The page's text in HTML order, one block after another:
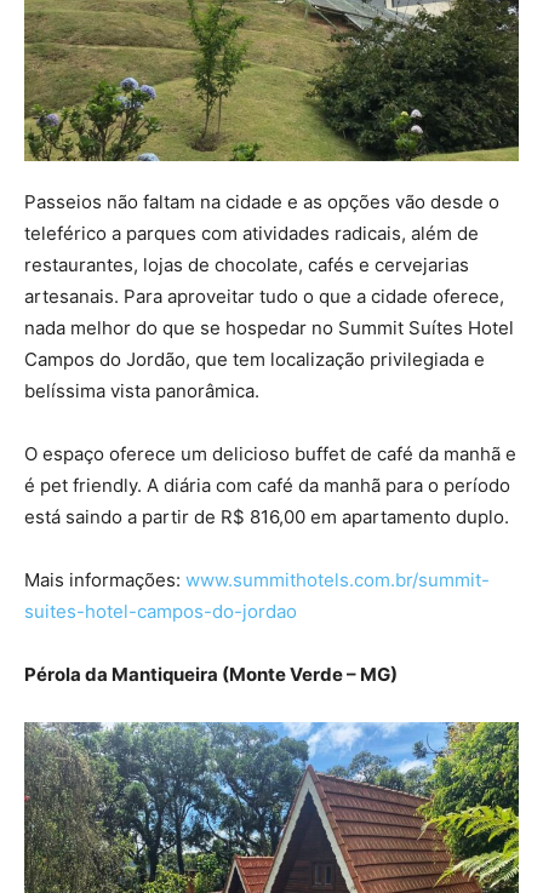
Passeios não faltam na cidade e as opções vão desde o
teleférico a parques com atividades radicais, além de
restaurantes, lojas de chocolate, cafés e cervejarias
artesanais. Para aproveitar tudo o que a cidade oferece,
nada melhor do que se hospedar no Summit Suítes Hotel
Campos do Jordão, que tem localização privilegiada e
belíssima vista panorâmica.
O espaço oferece um delicioso buffet de café da manhã e
é pet friendly. A diária com café da manhã para o período
está saindo a partir de R$ 816,00 em apartamento duplo.
Mais informações: www.summithotels.com.br/summit-
suites-hotel-campos-do-jordao
Pérola da Mantiqueira (Monte Verde – MG)